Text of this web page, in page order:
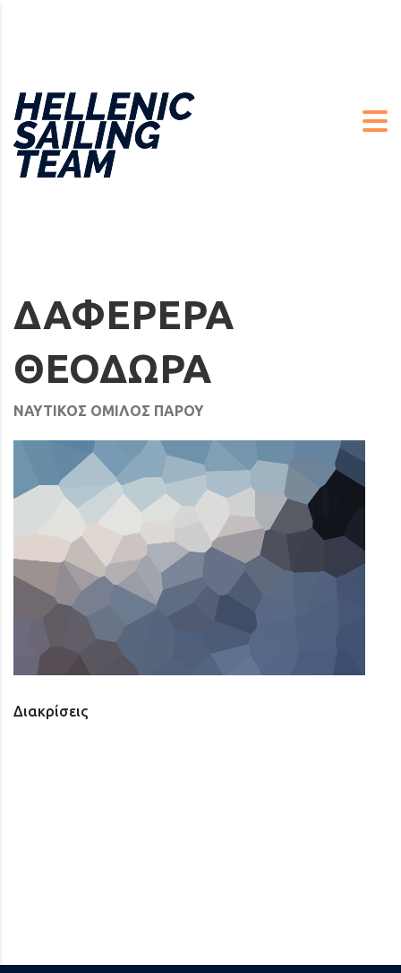
ΔΑΦΕΡΕΡΑ
ΘΕΟΔΩΡΑ
ΝΑΥΤΙΚΟΣ ΟΜΙΛΟΣ ΠΑΡΟΥ
Διακρίσεις